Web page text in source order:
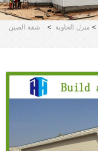
> منزل الحاوية >
شقة الصين